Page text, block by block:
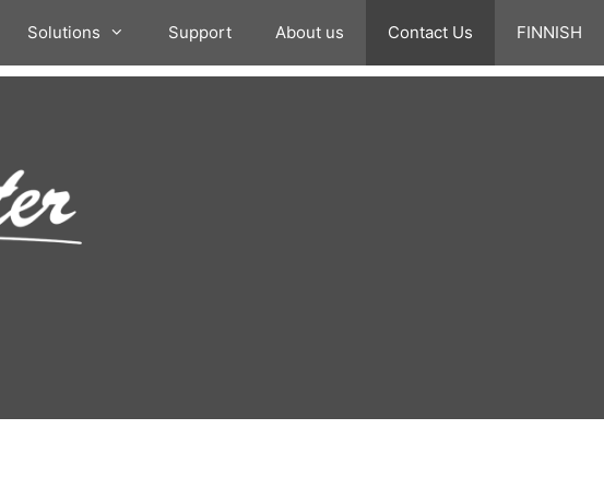
Solutions Support About us Contact Us FINNISH